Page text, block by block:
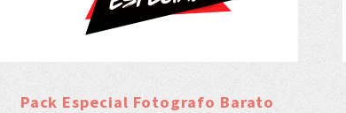
Pack Especial Fotografo Barato